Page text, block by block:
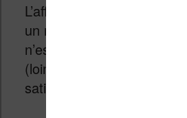
L’affichage est aussi bien
un rafraîchissement
n’est pas encore au
(loin de là), mais c’est
satisfaisant.